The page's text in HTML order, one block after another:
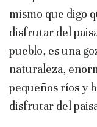
mismo que digo
disfrutar del
pueblo, es una
naturaleza,
pequeños ríos y
disfrutar del